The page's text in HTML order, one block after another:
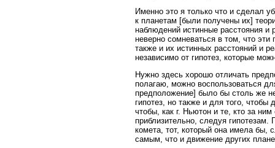
Именно это я только что и сделал
к планетам [были получены их]
наблюдений истинные расстояния
неверно сомневаться в том, что
также и их истинных расстояний и
независимо от гипотез, которые
Нужно здесь хорошо отличать
полагаю, можно воспользоваться
предположение] было бы столь же
гипотез, но также и для того, чтобы
чтобы, как г. Ньютон и те, кто за
приблизительно, следуя
комета, тот, который она имела бы,
самым, что и движение других